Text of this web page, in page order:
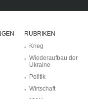
RUBRIKEN
Krieg
Wiederaufbau der
Ukraine
Politik
Wirtschaft